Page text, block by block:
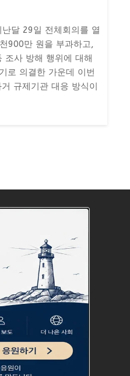
달 29일 전체회의를 열
900만 원을 부과하고,
조사 방해 행위에 대해
로 의결한 가운데 이번
규제기관 대응 방식이